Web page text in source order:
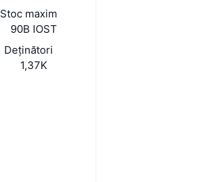
Stoc maxim
90B IOST
Deținători
1,37K